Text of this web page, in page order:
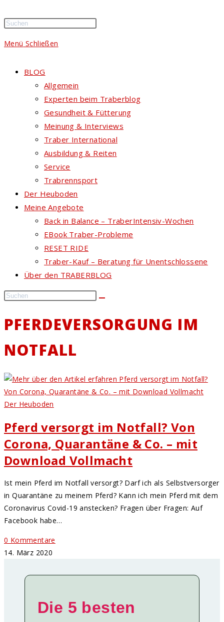
Menü Schließen
BLOG
Allgemein
Experten beim Traberblog
Gesundheit & Fütterung
Meinung & Interviews
Traber International
Ausbildung & Reiten
Service
Trabrennsport
Der Heuboden
Meine Angebote
Back in Balance – TraberIntensiv-Wochen
EBook Traber-Probleme
RESET RIDE
Traber-Kauf – Beratung für Unentschlossene
Über den TRABERBLOG
PFERDEVERSORGUNG IM
NOTFALL
Der Heuboden
Pferd versorgt im Notfall? Von
Corona, Quarantäne & Co. – mit
Download Vollmacht
Ist mein Pferd im Notfall versorgt? Darf ich als Selbstversorger
in Quarantäne zu meinem Pferd? Kann ich mein Pferd mit dem
Coronavirus Covid-19 anstecken? Fragen über Fragen: Auf
Facebook habe…
0 Kommentare
14. März 2020
Die 5 besten